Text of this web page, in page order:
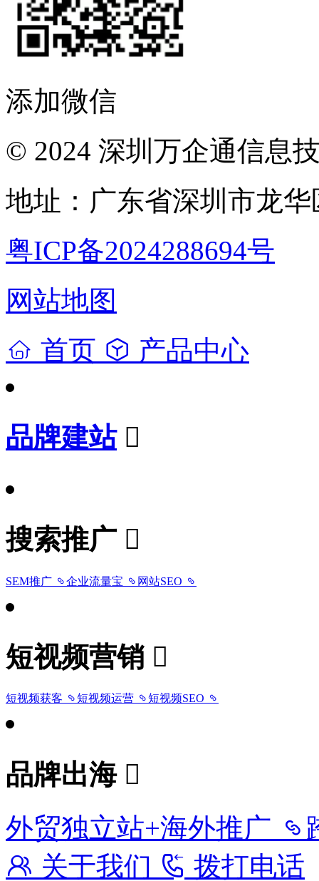
添加微信
© 2024 深圳万企通信息
地址：广东省深圳市龙
粤ICP备2024288694号
网站地图
首页
产品中心
品牌建站
搜索推广
SEM推广 企业流量宝 网站SEO
短视频营销
短视频获客 短视频运营 短视频SEO
品牌出海
外贸独立站+海外推广
关于我们
拨打电话